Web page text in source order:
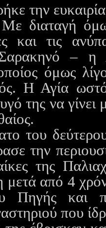
την
Με διαταγή
και τις
– η
όμως
Η Αγία
της να
του
την
της
μετά από 4
Πηγής και
που